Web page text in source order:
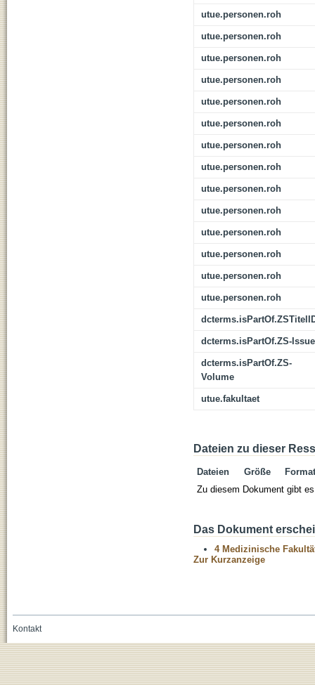
utue.personen.roh
utue.personen.roh
utue.personen.roh
utue.personen.roh
utue.personen.roh
utue.personen.roh
utue.personen.roh
utue.personen.roh
utue.personen.roh
utue.personen.roh
utue.personen.roh
utue.personen.roh
utue.personen.roh
utue.personen.roh
dcterms.isPartOf.ZS-Issue
dcterms.isPartOf.ZS-
Volume
utue.fakultaet
Dateien zu dieser
Dateien Größe
Format
Zu diesem Dokument gibt
Das Dokument
4 Medizinische
Zur Kurzanzeige
Kontakt